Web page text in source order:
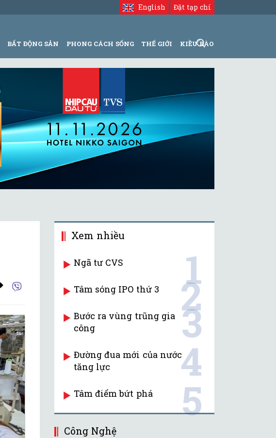
Đặt tạp chí
English
BẤT ĐỘNG SẢN PHONG CÁCH SỐNG THẾ GIỚI KIỀU BÀO
Xem nhiều
Ngã tư CVS 1
Tâm sóng IPO thứ 3 2
Bước ra vùng trũng gia
công
3
Đường đua mới của nước
tăng lực
4
Tâm điểm bứt phá 5
Công Nghệ